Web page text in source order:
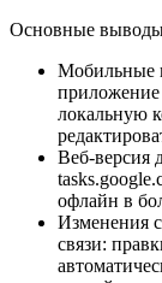
Основные
Мобильные
приложение
локальную
Веб-версия
офлайн в
Изменения
связи: